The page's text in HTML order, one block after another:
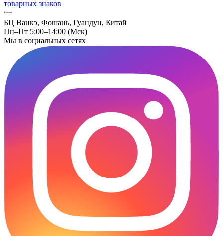
товарных знаков
БЦ Ванкэ, Фошань, Гуандун, Китай
Пн–Пт 5:00–14:00 (Мск)
Мы в социальных сетях